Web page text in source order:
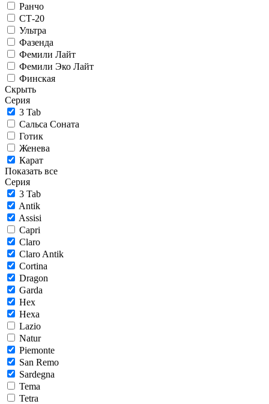
Ранчо
СТ-20
Ультра
Фазенда
Фемили Лайт
Фемили Эко Лайт
Финская
Скрыть
Серия
3 Tab
Сальса Соната
Готик
Женева
Карат
Показать все
Серия
3 Tab
Antik
Assisi
Capri
Claro
Claro Antik
Cortina
Dragon
Garda
Hex
Hexa
Lazio
Natur
Piemonte
San Remo
Sardegna
Tema
Tetra